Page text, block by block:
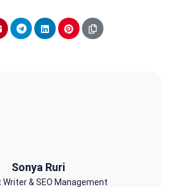
Sonya Ruri
& SEO Management